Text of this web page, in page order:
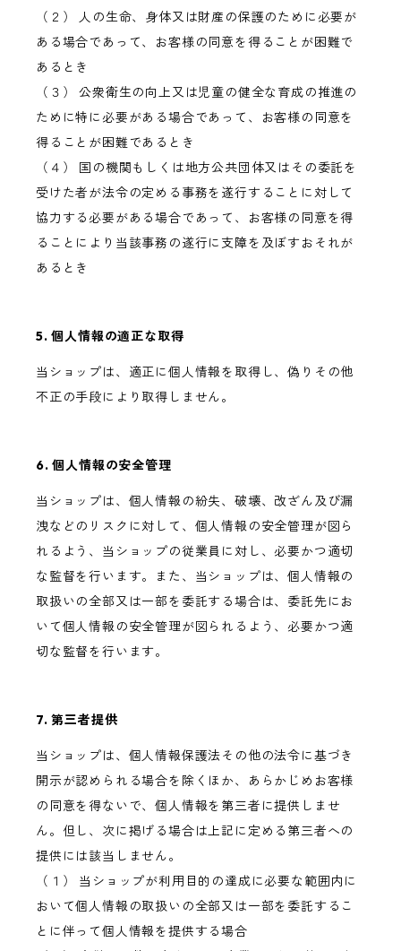
（２） 人の生命、身体又は財産の保護のために必要が
ある場合であって、お客様の同意を得ることが困難で
あるとき
（３） 公衆衛生の向上又は児童の健全な育成の推進の
ために特に必要がある場合であって、お客様の同意を
得ることが困難であるとき
（４） 国の機関もしくは地方公共団体又はその委託を
受けた者が法令の定める事務を遂行することに対して
協力する必要がある場合であって、お客様の同意を得
ることにより当該事務の遂行に支障を及ぼすおそれが
あるとき
5. 個人情報の適正な取得
当ショップは、適正に個人情報を取得し、偽りその他
不正の手段により取得しません。
6. 個人情報の安全管理
当ショップは、個人情報の紛失、破壊、改ざん及び漏
洩などのリスクに対して、個人情報の安全管理が図ら
れるよう、当ショップの従業員に対し、必要かつ適切
な監督を行います。また、当ショップは、個人情報の
取扱いの全部又は一部を委託する場合は、委託先にお
いて個人情報の安全管理が図られるよう、必要かつ適
切な監督を行います。
7. 第三者提供
当ショップは、個人情報保護法その他の法令に基づき
開示が認められる場合を除くほか、あらかじめお客様
の同意を得ないで、個人情報を第三者に提供しませ
ん。但し、次に掲げる場合は上記に定める第三者への
提供には該当しません。
（１） 当ショップが利用目的の達成に必要な範囲内に
おいて個人情報の取扱いの全部又は一部を委託するこ
とに伴って個人情報を提供する場合